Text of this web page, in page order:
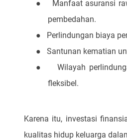
●
Manfaat asuransi
pembedahan.
●
Perlindungan biaya
●
Santunan kematian
●
Wilayah
fleksibel.
Karena itu, investasi
kualitas hidup keluarga